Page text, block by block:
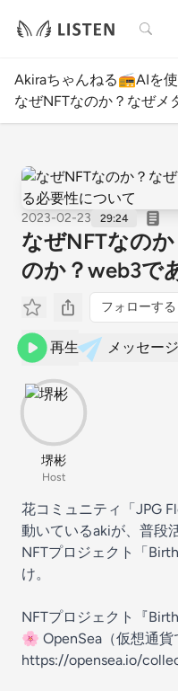
検索
Akiraちゃんねる📻AIを
なぜNFTなのか？なぜメ
2023-02-23 29:24
なぜNFTなの
のか？web3で
フォローする
再生 メッセー
堺彬
Host
花コミュニティ「JPG
動いているakiが、普段
NFTプロジェクト「
け。
NFTプロジェクト『
🌸 OpenSea（仮想通
https://opensea.io/